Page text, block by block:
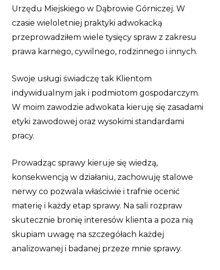
Urzędu Miejskiego w Dąbrowie Górniczej. W
czasie wieloletniej praktyki adwokacką
przeprowadziłem wiele tysięcy spraw z zakresu
prawa karnego, cywilnego, rodzinnego i innych.
Swoje usługi świadczę tak Klientom
indywidualnym jak i podmiotom gospodarczym.
W moim zawodzie adwokata kieruję się zasadami
etyki zawodowej oraz wysokimi standardami
pracy.
Prowadząc sprawy kieruje się wiedzą,
konsekwencją w działaniu, zachowuję stalowe
nerwy co pozwala właściwie i trafnie ocenić
materię i każdy etap sprawy. Na sali rozpraw
skutecznie bronię interesów klienta a poza nią
skupiam uwagę na szczegółach każdej
analizowanej i badanej przeze mnie sprawy.